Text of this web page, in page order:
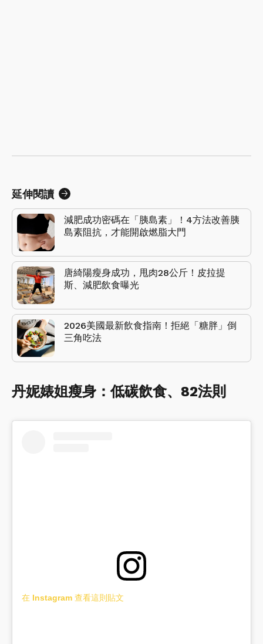
延伸閱讀
減肥成功密碼在「胰島素」！4方法改善胰
島素阻抗，才能開啟燃脂大門
唐綺陽瘦身成功，甩肉28公斤！皮拉提
斯、減肥飲食曝光
2026美國最新飲食指南！拒絕「糖胖」倒
三角吃法
丹妮婊姐瘦身：低碳飲食、82法則
在 Instagram 查看這則貼文